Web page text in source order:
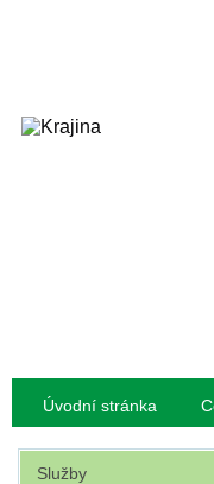
Úvodní stránka
Služby